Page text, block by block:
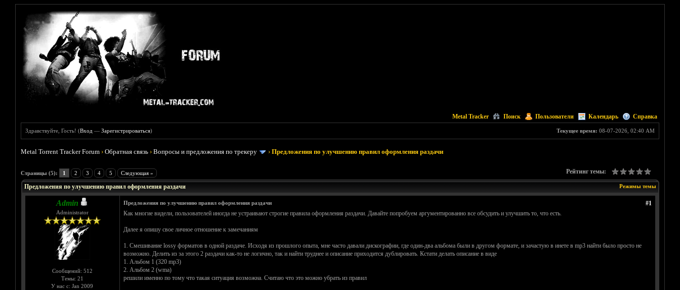
Metal Tracker Поиск Пользователи Календарь Справка
Текущее время: 08-07-2026, 02:40 AM
Здравствуйте, Гость! (Вход —Зарегистрироваться)
Metal Torrent Tracker Forum ›Обратная связь ›Вопросы и предложения по трекеру ›Предложения по улучшению правил оформления раздачи
Страницы (5): 1 2 3 4 5 Следующая » Рейтинг темы:
Голосов: 0 - Средняя оценка: 0
12345
Режимы темы
Предложения по улучшению правил оформления раздачи
Admin
Administrator
Сообщений: 512
Темы: 21
У нас с: Jan 2009
#1
Предложения по улучшению правил оформления раздачи
Как многие видели, пользователей иногда не устраивают строгие правила оформления раздачи. Давайте попробуем аргументированно все обсудить и улучшить то, что есть.
Далее я опишу свое личное отношение к замечаниям
1. Смешивание lossy форматов в одной раздаче. Исходя из прошлого опыта, мне часто давали дискографии, где один-два альбома были в другом формате, и зачастую в инете в mp3 найти было просто не
возможно. Делить из за этого 2 раздачи как-то не логично, так и найти труднее и описание приходится дублировать. Кстати делать описание в виде
1. Альбом 1 (320 mp3)
2. Альбом 2 (wma)
решили именно по тому что такая ситуация возможна. Считаю что это можно убрать из правил